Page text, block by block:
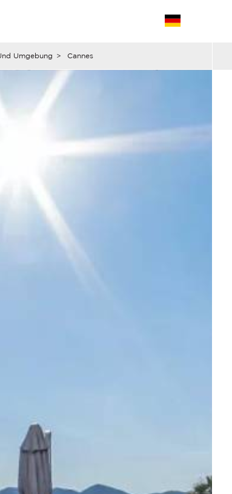
Umgebung > Cannes